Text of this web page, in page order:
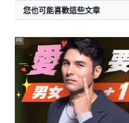
您也可能喜歡這些文章
PR